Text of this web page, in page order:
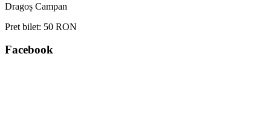
Dragoș Campan
Pret bilet: 50 RON
Facebook